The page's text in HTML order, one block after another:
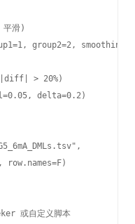
滑)
group2=2,
|diff| > 20%)
delta=0.2)
row.names=F)
或自定义脚本